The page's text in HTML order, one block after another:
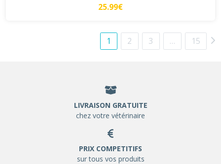
25.99€
1 2 3 … 15
LIVRAISON GRATUITE
chez votre vétérinaire
PRIX COMPETITIFS
sur tous vos produits